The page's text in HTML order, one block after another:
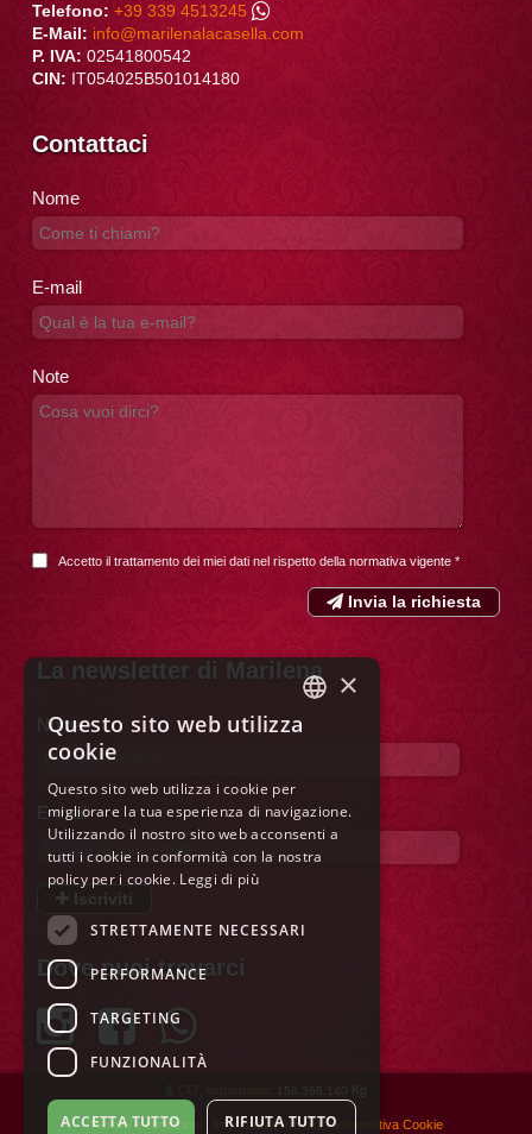
Telefono: +39 339 4513245
E-Mail: info@marilenalacasella.com
P. IVA: 02541800542
CIN: IT054025B501014180
Contattaci
Nome
E-mail
Note
Accetto il trattamento dei miei dati nel rispetto della normativa vigente*
Invia la richiesta
La newsletter di Marilena
Nome
E-mail
Iscriviti
Dove puoi trovarci
: Kg
Termini e condizioni Informativa Privacy Informativa Cookie
FRENCH
GERMAN
×
Questo sito web utilizza
cookie
Questo sito web utilizza i cookie per
migliorare la tua esperienza di navigazione.
Utilizzando il nostro sito web acconsenti a
tutti i cookie in conformità con la nostra
policy per i cookie. Leggi di più
STRETTAMENTE NECESSARI
PERFORMANCE
TARGETING
FUNZIONALITÀ
ACCETTA TUTTO RIFIUTA TUTTO